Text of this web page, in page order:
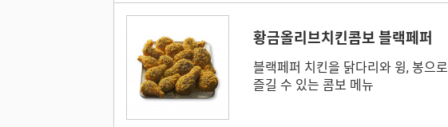
황금올리브치킨콤보 블랙페퍼
블랙페퍼 치킨을 닭다리와 윙, 봉으로
즐길 수 있는 콤보 메뉴